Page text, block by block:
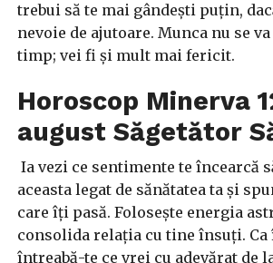
trebui să te mai gândești puțin,
nevoie de ajutoare. Munca nu se
timp; vei fi și mult mai fericit.
Horoscop Minerva
august Săgetător
Ia vezi ce sentimente te încearcă
aceasta legat de sănătatea ta și
care îți pasă. Folosește energia
consolida relația cu tine însuți.
întreabă-te ce vrei cu adevărat de